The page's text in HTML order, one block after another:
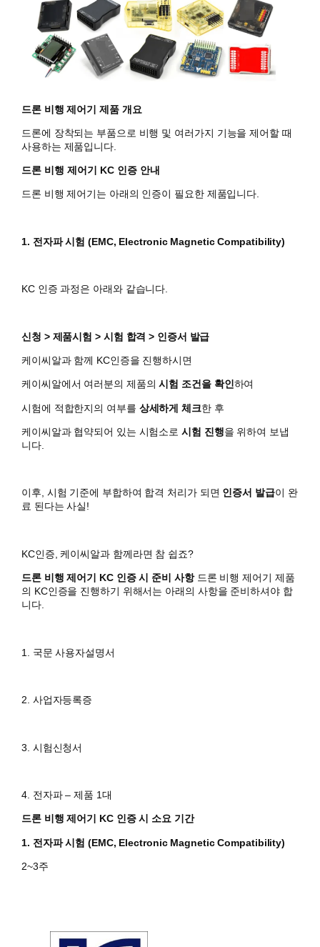
드론 비행 제어기 제품 개요
드론에 장착되는 부품으로 비행 및 여러가지 기능을 제어할 때
사용하는 제품입니다.
드론 비행 제어기 KC 인증 안내
드론 비행 제어기는 아래의 인증이 필요한 제품입니다.
1. 전자파 시험 (EMC, Electronic Magnetic Compatibility)
KC 인증 과정은 아래와 같습니다.
신청 > 제품시험 > 시험 합격 > 인증서 발급
케이씨알과 함께 KC인증을 진행하시면
​케이씨알에서 여러분의 제품의시험 조건을 확인하여
시험에 적합한지의 여부를 상세하게 체크한 후
케이씨알과 협약되어 있는 시험소로시험 진행을 위하여 보냅
니다.
이후, 시험 기준에 부합하여 합격 처리가 되면 인증서 발급이 완
료 된다는 사실!
KC인증, 케이씨알과 함께라면 참 쉽죠?
드론 비행 제어기 KC 인증 시 준비 사항 드론 비행 제어기 제품
의 KC인증을 진행하기 위해서는 아래의 사항을 준비하셔야 합
니다.
1. 국문 사용자설명서
2. 사업자등록증
3. 시험신청서
4. 전자파 – 제품 1대
드론 비행 제어기 KC 인증 시 소요 기간
1. 전자파 시험 (EMC, Electronic Magnetic Compatibility)
2~3주